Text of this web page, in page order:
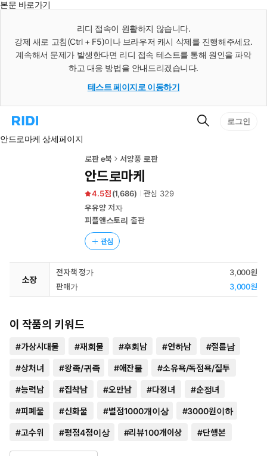
본문 바로가기
리디 접속이 원활하지 않습니다.
강제 새로 고침(Ctrl + F5)이나 브라우저 캐시 삭제를 진행해주세요.
계속해서 문제가 발생한다면 리디 접속 테스트를 통해 원인을 파악
하고 대응 방법을 안내드리겠습니다.
테스트 페이지로 이동하기
리
홈
검
로그인
안드로마케 상세페이지
로판 e북 서양풍 로판
안드로마케
4.5 (1,686) 관심 329
우유양저자
피플앤스토리 출판
관심
소장
전자책 정가
3,000원
판매가
3,000원
이 작품의 키워드
#가상시대물 #재회물 #후회남 #연하남 #절륜남
#상처녀 #왕족/귀족 #애잔물 #소유욕/독점욕/질투
#능력남 #집착남 #오만남 #다정녀 #순정녀
#피폐물 #신화물 #별점1000개이상 #3000원이하
#고수위 #평점4점이상 #리뷰100개이상 #단행본